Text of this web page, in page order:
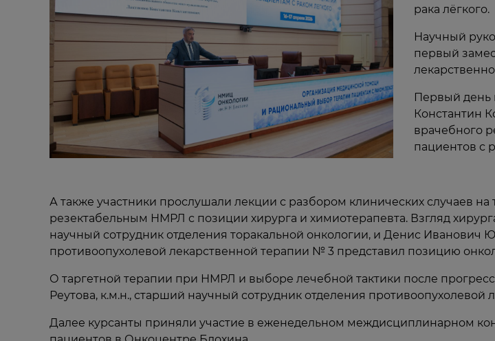
рака лёгкого.
Научный
первый
Первый день
Константин
врачебного
пациентов с
А также участники прослушали лекции с разбором клинических случаев
резектабельным НМРЛ с позиции хирурга и химиотерапевта. Взгляд
научный сотрудник отделения торакальной онкологии, и Денис Иванович
противоопухолевой лекарственной терапии № 3 представил позицию
О таргетной терапии при НМРЛ и выборе лечебной тактики после
Реутова, к.м.н., старший научный сотрудник отделения
Далее курсанты приняли участие в еженедельном междисциплинарном